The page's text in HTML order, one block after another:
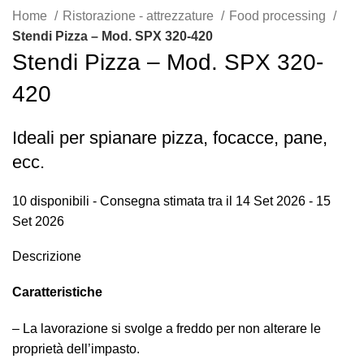
Home Ristorazione - attrezzature
Food processing
Stendi Pizza – Mod. SPX 320-420
Stendi Pizza – Mod. SPX 320-
420
Ideali per spianare pizza, focacce, pane,
ecc.
10 disponibili - Consegna stimata tra il 14 Set 2026 - 15
Set 2026
Descrizione
Caratteristiche
– La lavorazione si svolge a freddo per non alterare le
proprietà dell’impasto.